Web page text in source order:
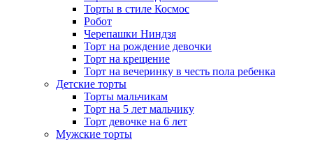
Торты в стиле Космос
Робот
Черепашки Ниндзя
Торт на рождение девочки
Торт на крещение
Торт на вечеринку в честь пола ребенка
Детские торты
Торты мальчикам
Торт на 5 лет мальчику
Торт девочке на 6 лет
Мужские торты